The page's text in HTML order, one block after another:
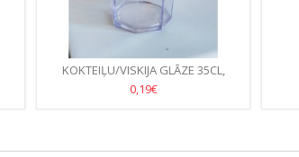
KOKTEIĻU/VISKIJA GLĀZE 35CL,
PLASTMASAS-(112.GB/KASTE)
0,19€